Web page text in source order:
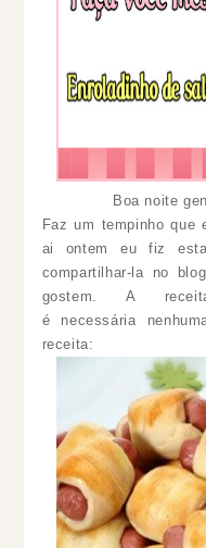
Boa noite
Faz um tempinho que
ai ontem eu fiz
compartilhar-la no
gostem. A
é necessária
receita: